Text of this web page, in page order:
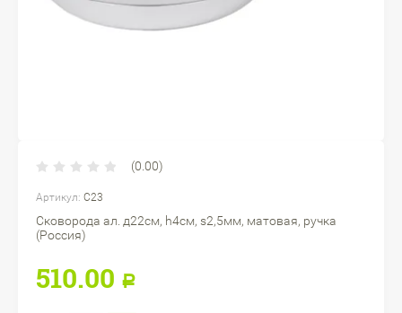
(0.00)
Артикул: С23
Сковорода ал. д22см, h4см, s2,5мм, матовая, ручка
(Россия)
510.00 Р